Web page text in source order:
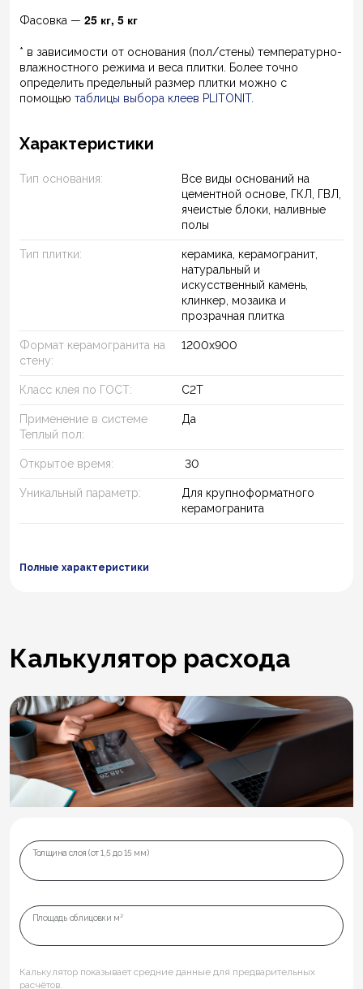
Фасовка — 25 кг, 5 кг
* в зависимости от основания (пол/стены) температурно-
влажностного режима и веса плитки. Более точно
определить предельный размер плитки можно с
помощью таблицы выбора клеев PLITONIT.
Характеристики
Тип основания:
Все виды оснований на
цементной основе, ГКЛ, ГВЛ,
ячеистые блоки, наливные
полы
Тип плитки:
керамика, керамогранит,
натуральный и
искусственный камень,
клинкер, мозаика и
прозрачная плитка
Формат керамогранита на
стену:
1200х900
Класс клея по ГОСТ: C2T
Применение в системе
Теплый пол:
Да
Открытое время: 30
Уникальный параметр:
Для крупноформатного
керамогранита
Полные характеристики
Калькулятор расхода
Толщина слоя (от 1,5 до 15 мм)
Площадь облицовки м²
Калькулятор показывает средние данные для предварительных
расчётов.